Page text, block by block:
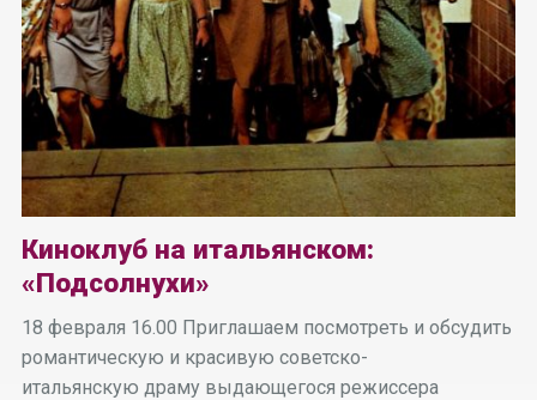
Киноклуб на итальянском:
«Подсолнухи»
18 февраля 16.00 Приглашаем посмотреть и обсудить
романтическую и красивую советско-
итальянскую драму выдающегося режиссера